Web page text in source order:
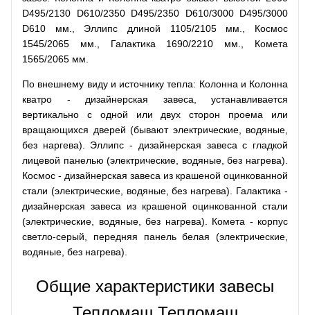
D495/2130 D610/2350 D495/2350 D610/3000 D495/3000
D610 мм., Эллипс длиной 1105/2105 мм., Космос
1545/2065 мм., Галактика 1690/2210 мм., Комета
1565/2065 мм.
По внешнему виду и источнику тепла: Колонна и Колонна
кватро - дизайнерская завеса, устанавливается
вертикально с одной или двух сторон проема или
вращающихся дверей (бывают электрические, водяные,
без наргева). Эллипс - дизайнерская завеса с гладкой
лицевой панелью (электрические, водяные, без нагрева).
Космос - дизайнерская завеса из крашеной оцинкованной
стали (электрические, водяные, без нагрева). Галактика -
дизайнерская завеса из крашеной оцинкованной стали
(электрические, водяные, без нагрева). Комета - корпус
светло-серый, передняя панель белая (электрические,
водяные, без нагрева).
Общие характеристики завесы